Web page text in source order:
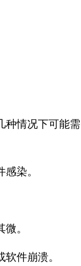
种情况下可能需
染。
。
件崩溃。